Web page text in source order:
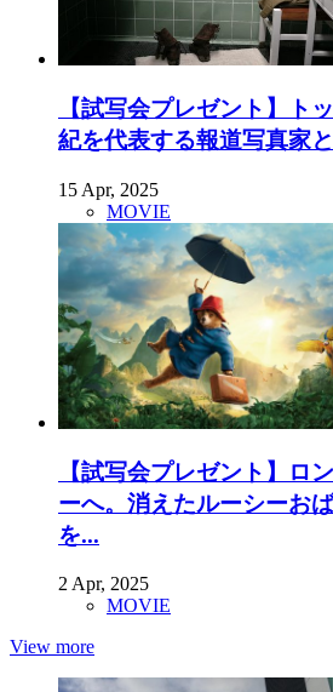
【試写会プレゼント】ト
紀を代表する報道写真家
15 Apr, 2025
MOVIE
【試写会プレゼント】ロ
ーへ。消えたルーシーお
を...
2 Apr, 2025
MOVIE
View more